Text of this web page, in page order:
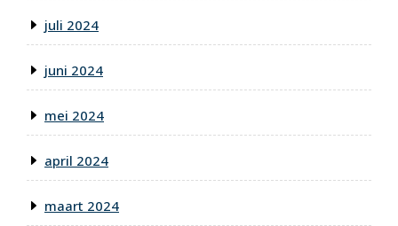
juli 2024
juni 2024
mei 2024
april 2024
maart 2024